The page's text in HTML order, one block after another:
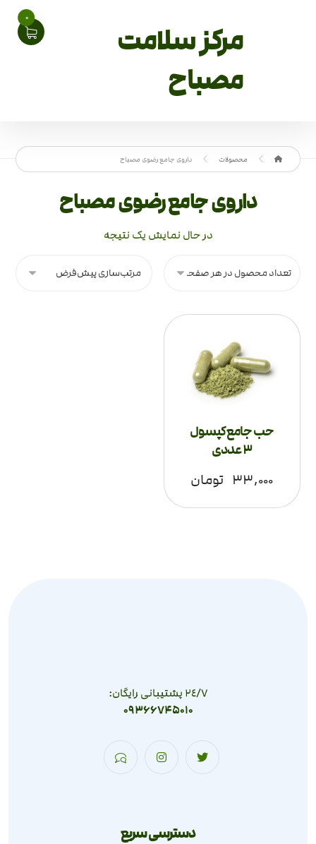
مرکز سلامت
مصباح
0
محصولات داروی جامع رضوی مصباح
داروی جامع رضوی مصباح
در حال نمایش یک نتیجه
حب جامع کپسول
3 عددی
۳۳,۰۰۰ تومان
٢٤/٧ پشتیبانی رایگان:
09366745010
دسترسی سریع